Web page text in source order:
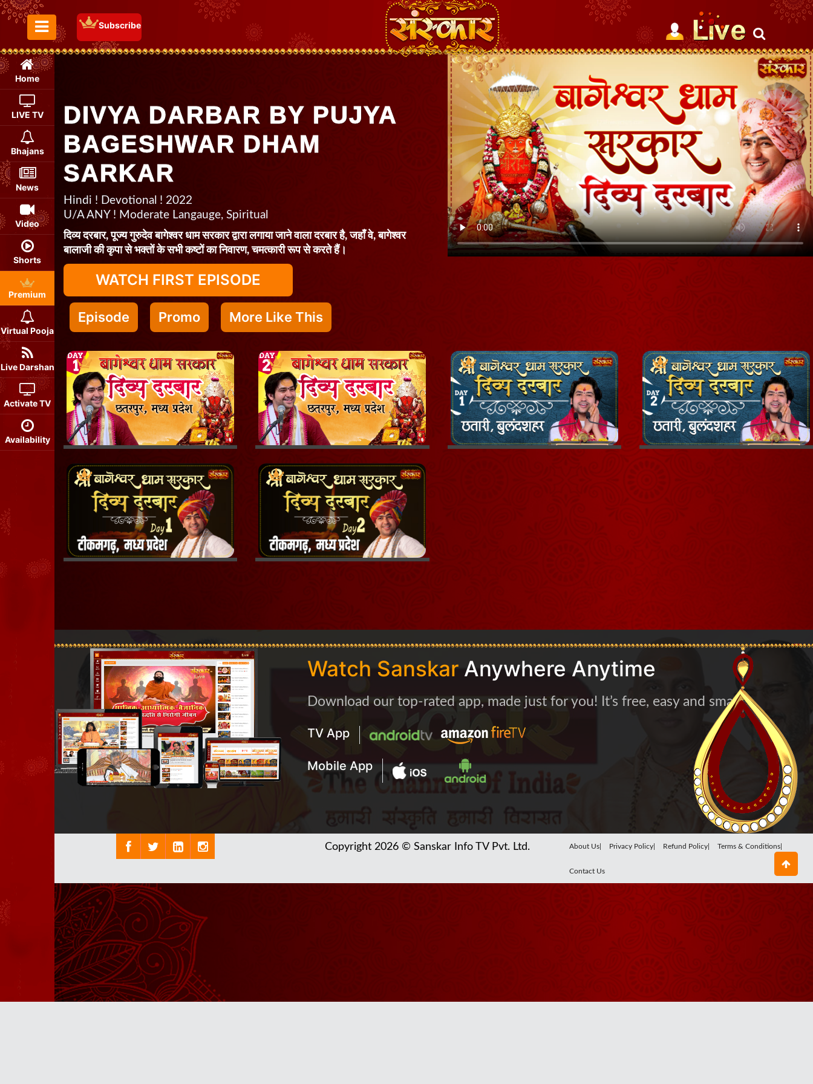
Toggle Menu
Subscribe
Home
LIVE TV
Bhajans
News
Video
Shorts
Premium
Virtual Pooja
Live Darshan
Activate TV
Availability
DIVYA DARBAR BY PUJYA
BAGESHWAR DHAM
SARKAR
Hindi ! Devotional ! 2022
U/A ANY ! Moderate Langauge, Spiritual
दिव्य दरबार, पूज्य गुरुदेव बागेश्वर धाम सरकार द्वारा लगाया जाने वाला दरबार है, जहाँ वे, बागेश्वर
बालाजी की कृपा से भक्तों के सभी कष्टों का निवारण, चमत्कारी रूप से करते हैं।
WATCH FIRST EPISODE
Episode Promo More Like This
Watch Sanskar Anywhere Anytime
Download our top-rated app, made just for you! It’s free, easy and smart
TV App
Mobile App
Copyright 2026 © Sanskar Info TV Pvt. Ltd. About Us| Privacy Policy| Refund Policy| Terms & Conditions|
Contact Us